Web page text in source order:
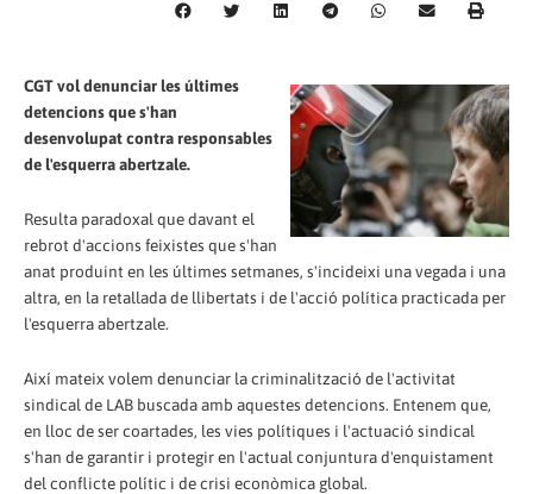
CGT vol denunciar les últimes
detencions que s'han
desenvolupat contra responsables
de l'esquerra abertzale.
Resulta paradoxal que davant el
rebrot d'accions feixistes que s'han
anat produint en les últimes setmanes, s'incideixi una vegada i una
altra, en la retallada de llibertats i de l'acció política practicada per
l'esquerra abertzale.
Així mateix volem denunciar la criminalització de l'activitat
sindical de LAB buscada amb aquestes detencions. Entenem que,
en lloc de ser coartades, les vies polítiques i l'actuació sindical
s'han de garantir i protegir en l'actual conjuntura d'enquistament
del conflicte polític i de crisi econòmica global.